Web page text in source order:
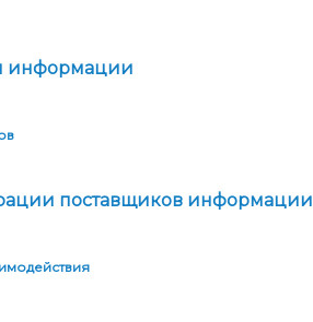
информации
поставщиков информации